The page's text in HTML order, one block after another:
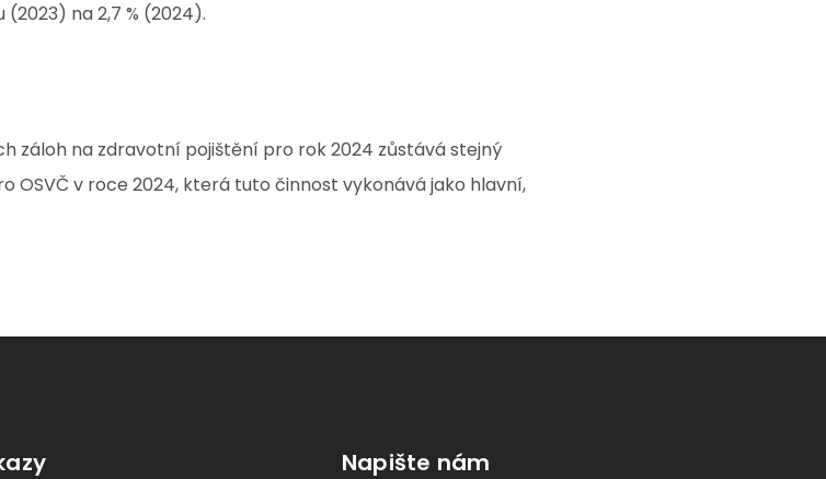
na 2,7 % (2024).
záloh na zdravotní pojištění pro rok 2024 zůstává stejný
OSVČ v roce 2024, která tuto činnost vykonává jako hlavní,
Napište nám